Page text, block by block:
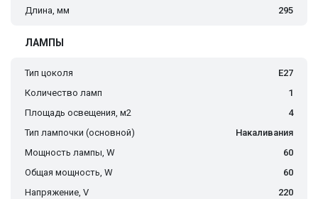
Длина, мм
295
ЛАМПЫ
Тип цоколя
E27
Количество ламп
1
Площадь освещения, м2
4
Тип лампочки (основной)
Накаливания
Мощность лампы, W
60
Общая мощность, W
60
Напряжение, V
220